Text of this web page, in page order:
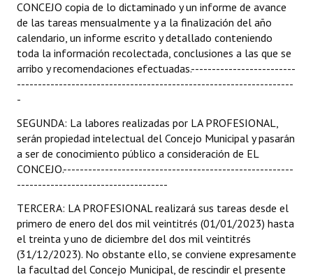
CONCEJO copia de lo dictaminado y un informe de avance
de las tareas mensualmente y a la finalización del año
calendario, un informe escrito y detallado conteniendo
toda la información recolectada, conclusiones a las que se
arribo y recomendaciones efectuadas.-------------------------
------------------------------------------------------------------
-
SEGUNDA: La labores realizadas por LA PROFESIONAL,
serán propiedad intelectual del Concejo Municipal y pasarán
a ser de conocimiento público a consideración de EL
CONCEJO.-------------------------------------------------------
------------------------------------
TERCERA: LA PROFESIONAL realizará sus tareas desde el
primero de enero del dos mil veintitrés (01/01/2023) hasta
el treinta y uno de diciembre del dos mil veintitrés
(31/12/2023). No obstante ello, se conviene expresamente
la facultad del Concejo Municipal, de rescindir el presente